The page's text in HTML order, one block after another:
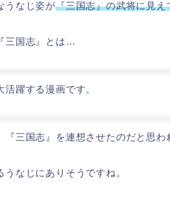
うなじ姿が『三国志』の武将に見え
三国志』とは…
躍する漫画です。
『三国志』を連想させたのだと思わ
なじにありそうですね。